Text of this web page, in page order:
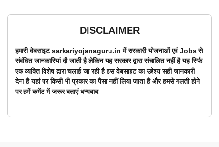
DISCLAIMER
हमारी वेबसाइट sarkariyojanaguru.in में सरकारी योजनाओं एवं Jobs से
संबंधित जानकारियां दी जाती है लेकिन यह सरकार द्वारा संचालित नहीं है यह सिर्फ
एक व्यक्ति विशेष द्वारा चलाई जा रही है इस वेबसाइट का उद्देश्य सही जानकारी
देना है यहां पर किसी भी प्रकार का पैसा नहीं लिया जाता है और हमसे गलती होने
पर हमें कमेंट में जरूर बताएं धन्यवाद